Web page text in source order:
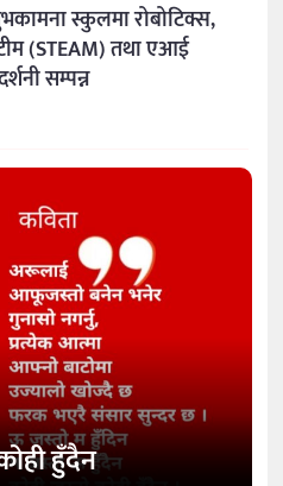
स्कुलमा रोबोटिक्स,
(STEAM) तथा एआई
सम्पन्न
हुँदैन